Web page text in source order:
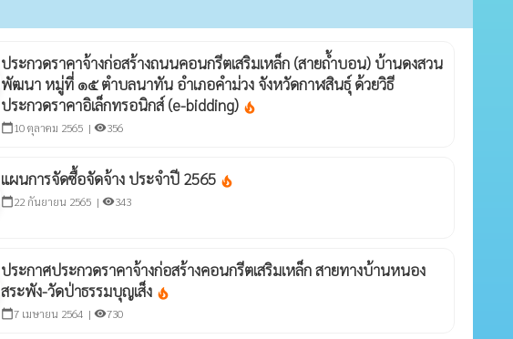
ประกวดราคาจ้างก่อสร้างถนนคอนกรีตเสริมเหล็ก (สายถ้ำบอน) บ้านดงสวน
พัฒนา หมู่ที่ ๑๕ ตำบลนาทัน อำเภอคำม่วง จังหวัดกาฬสินธุ์ ด้วยวิธี
ประกวดราคาอิเล็กทรอนิกส์ (e-bidding) local_fire_department
calendar_today 10 ตุลาคม 2565 | visibility356
แผนการจัดซื้อจัดจ้าง ประจำปี 2565 local_fire_department
calendar_today 22 กันยายน 2565 | visibility343
ประกาศประกวดราคาจ้างก่อสร้างคอนกรีตเสริมเหล็ก สายทางบ้านหนอง
สระพัง-วัดป่าธรรมบุญเส็ง local_fire_department
calendar_today7 เมษายน 2564 | visibility730